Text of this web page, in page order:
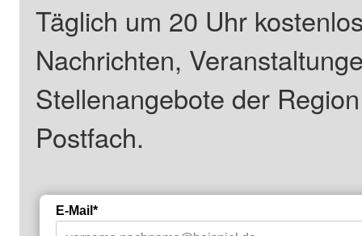
Täglich um 20 Uhr
Nachrichten,
Stellenangebote der
Postfach.
E-Mail*